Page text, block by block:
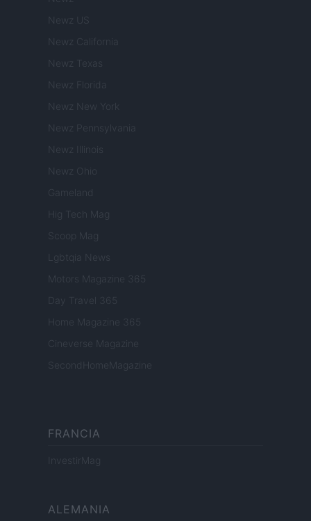
Newz US
Newz California
Newz Texas
Newz Florida
Newz New York
Newz Pennsylvania
Newz Illinois
Newz Ohio
Gameland
Hig Tech Mag
Scoop Mag
Lgbtqia News
Motors Magazine 365
Day Travel 365
Home Magazine 365
Cineverse Magazine
SecondHomeMagazine
FRANCIA
InvestirMag
ALEMANIA